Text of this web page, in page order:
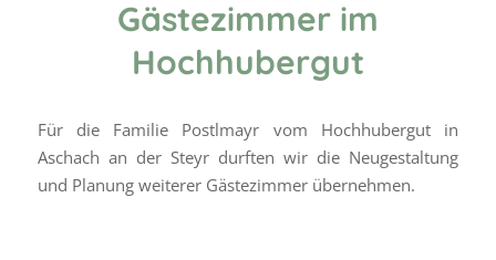
Gästezimmer im
Hochhubergut
Für die Familie Postlmayr vom Hochhubergut in
Aschach an der Steyr durften wir die Neugestaltung
und Planung weiterer Gästezimmer übernehmen.